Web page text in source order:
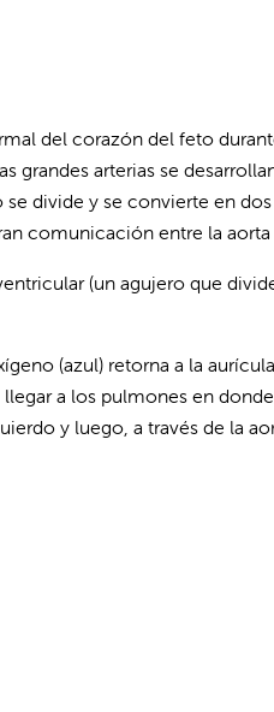
del corazón del feto
arterias se
divide y se convierte en
comunicación entre la
(un agujero que
(azul) retorna a la
a los pulmones en
y luego, a través de la